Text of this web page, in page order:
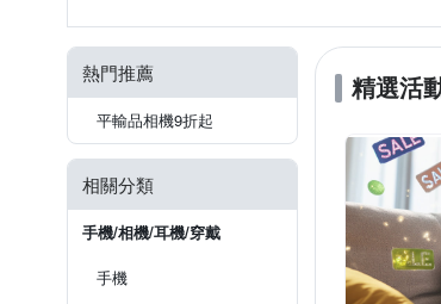
熱門推薦
平輸品相機9折起
相關分類
手機/相機/耳機/穿戴
手機
精選活